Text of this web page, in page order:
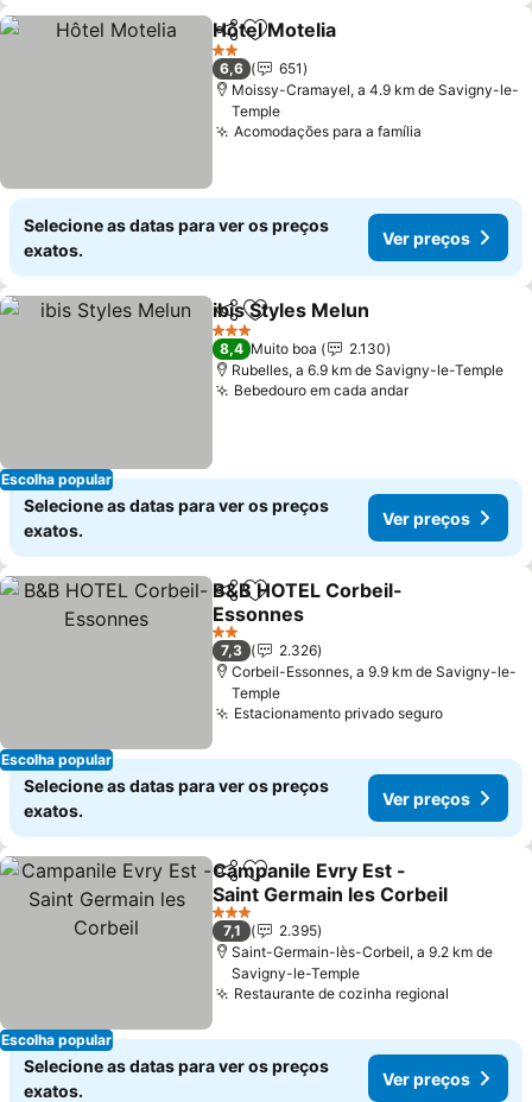
PartilharAdicionar aos favoritos
Hôtel Motelia
2 Estrelas
6,6
651
Moissy-Cramayel, a 4.9 km de Savigny-le-
Temple
Acomodações para a família
Selecione as datas para ver os preços
exatos.
Ver preços
Escolha popular
PartilharAdicionar aos favoritos
ibis Styles Melun
3 Estrelas
8,4 Muito boa
2.130
Rubelles, a 6.9 km de Savigny-le-Temple
Bebedouro em cada andarVer preços
Selecione as datas para ver os preços
exatos.
Ver preços
Escolha popular
PartilharAdicionar aos favoritos
B&B HOTEL Corbeil-
Essonnes
Ver preços
2 Estrelas
7,3
2.326
Corbeil-Essonnes, a 9.9 km de Savigny-le-
Temple
Estacionamento privado seguroVer
Selecione as datas para ver os preços
exatos.
Ver preços
Escolha popular
PartilharAdicionar aos favoritos
Campanile Evry Est -
Saint Germain les Corbeil
Ver preços
3 Estrelas
7,1
2.395
Saint-Germain-lès-Corbeil, a 9.2 km de
Savigny-le-Temple
Restaurante de cozinha regional
Selecione as datas para ver os preços
exatos.
Ver preços